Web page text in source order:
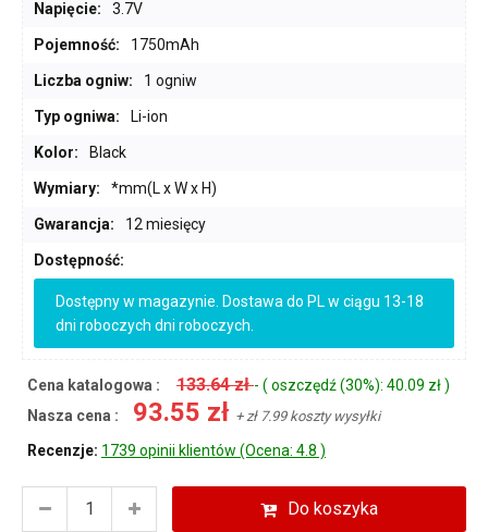
Napięcie: 3.7V
Pojemność: 1750mAh
Liczba ogniw: 1 ogniw
Typ ogniwa: Li-ion
Kolor: Black
Wymiary: *mm(L x W x H)
Gwarancja: 12 miesięcy
Dostępność:
Dostępny w magazynie. Dostawa do PL w ciągu 13-18
dni roboczych dni roboczych.
Cena katalogowa : 133.64 zł- ( oszczędź (30%): 40.09 zł )
Nasza cena :
93.55 zł + zł 7.99 koszty wysyłki
Recenzje: 1739 opinii klientów (Ocena: 4.8 )
Do koszyka